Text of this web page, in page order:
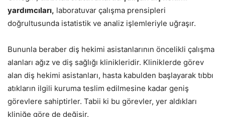
yardımcıları, laboratuvar çalışma prensipleri
doğrultusunda istatistik ve analiz işlemleriyle uğraşır.
Bununla beraber diş hekimi asistanlarının öncelikli çalışma
alanları ağız ve diş sağlığı klinikleridir. Kliniklerde görev
alan diş hekimi asistanları, hasta kabulden başlayarak tıbbı
atıkların ilgili kuruma teslim edilmesine kadar geniş
görevlere sahiptirler. Tabii ki bu görevler, yer aldıkları
kliniğe göre de değişir.